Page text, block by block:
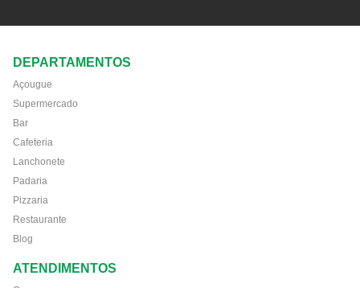
DEPARTAMENTOS
Açougue
Supermercado
Bar
Cafeteria
Lanchonete
Padaria
Pizzaria
Restaurante
Blog
ATENDIMENTOS